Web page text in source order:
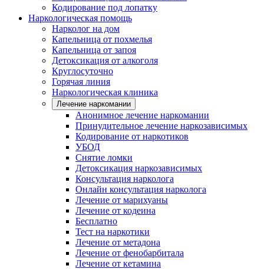
Кодирование под лопатку
Наркологическая помощь
Нарколог на дом
Капельница от похмелья
Капельница от запоя
Детоксикация от алкоголя
Круглосуточно
Горячая линия
Наркологическая клиника
Лечение наркомании
Анонимное лечение наркомании
Принудительное лечение наркозависимых
Кодирование от наркотиков
УБОД
Снятие ломки
Детоксикация наркозависимых
Консультация нарколога
Онлайн консультация нарколога
Лечение от марихуаны
Лечение от кодеина
Бесплатно
Тест на наркотики
Лечение от метадона
Лечение от фенобарбитала
Лечение от кетамина